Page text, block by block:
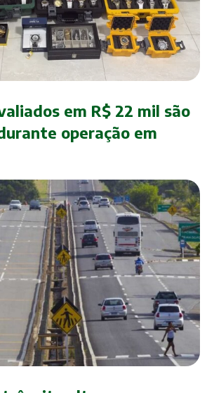
em R$ 22 mil são
operação em